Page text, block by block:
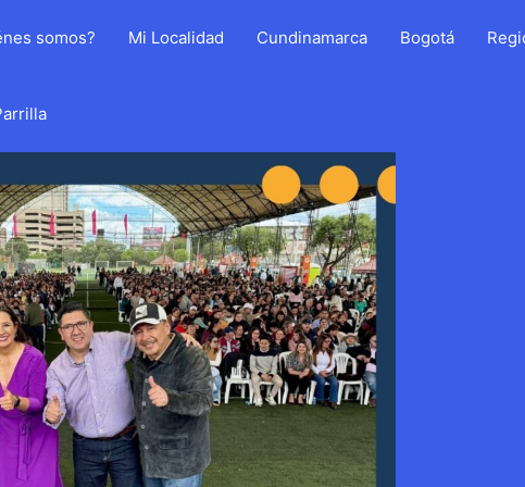
somos? Mi Localidad Cundinamarca Bogotá